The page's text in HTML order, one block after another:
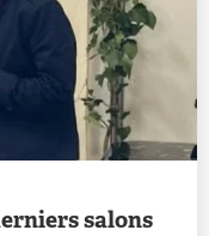
salons